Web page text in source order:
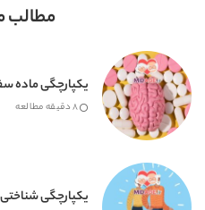
مطالب
یکپارچگی ماده
8 دقیقه مطالعه
یکپارچگی